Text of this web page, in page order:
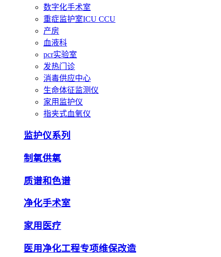
数字化手术室
重症监护室ICU CCU
产房
血液科
pcr实验室
发热门诊
消毒供应中心
生命体征监测仪
家用监护仪
指夹式血氧仪
监护仪系列
制氧供氧
质谱和色谱
净化手术室
家用医疗
医用净化工程专项维保改造